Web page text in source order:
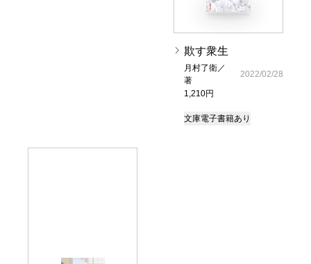
欺す衆生
月村了衛／
著
1,210円
2022/02/28
文庫電子書籍あり